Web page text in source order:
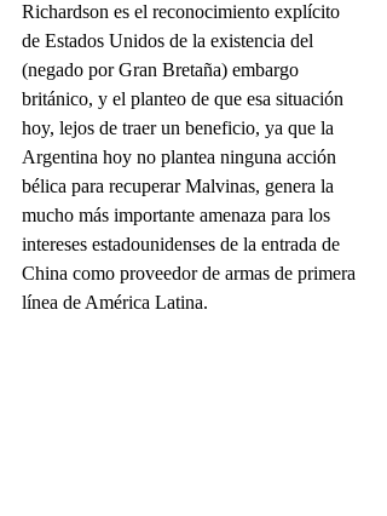
Richardson es el reconocimiento explícito
de Estados Unidos de la existencia del
(negado por Gran Bretaña) embargo
británico, y el planteo de que esa situación
hoy, lejos de traer un beneficio, ya que la
Argentina hoy no plantea ninguna acción
bélica para recuperar Malvinas, genera la
mucho más importante amenaza para los
intereses estadounidenses de la entrada de
China como proveedor de armas de primera
línea de América Latina.